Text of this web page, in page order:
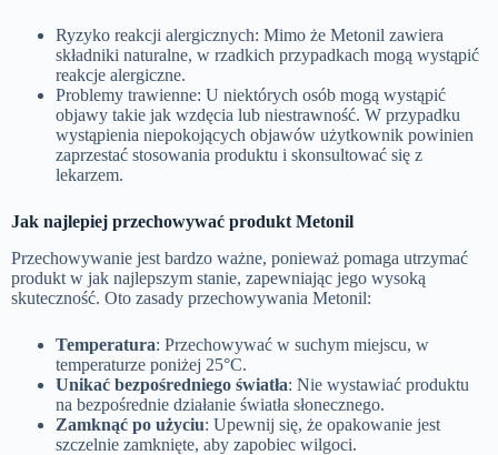
Ryzyko reakcji alergicznych: Mimo że Metonil zawiera
składniki naturalne, w rzadkich przypadkach mogą wystąpić
reakcje alergiczne.
Problemy trawienne: U niektórych osób mogą wystąpić
objawy takie jak wzdęcia lub niestrawność. W przypadku
wystąpienia niepokojących objawów użytkownik powinien
zaprzestać stosowania produktu i skonsultować się z
lekarzem.
Jak najlepiej przechowywać produkt Metonil
Przechowywanie jest bardzo ważne, ponieważ pomaga utrzymać
produkt w jak najlepszym stanie, zapewniając jego wysoką
skuteczność. Oto zasady przechowywania Metonil:
Temperatura: Przechowywać w suchym miejscu, w
temperaturze poniżej 25°C.
Unikać bezpośredniego światła: Nie wystawiać produktu
na bezpośrednie działanie światła słonecznego.
Zamknąć po użyciu: Upewnij się, że opakowanie jest
szczelnie zamknięte, aby zapobiec wilgoci.